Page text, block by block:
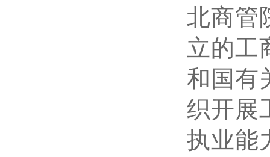
北商管
立的工
和国有
织开展
执业能